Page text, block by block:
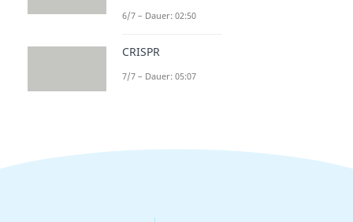
6/7 – Dauer: 02:50
CRISPR
7/7 – Dauer: 05:07